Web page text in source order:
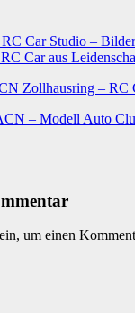
Car Studio –
Car aus
Zollhausring – RC
– Modell Auto
um einen